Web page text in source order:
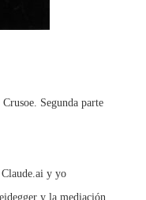
Segunda parte
Claude.ai y yo
y la mediación